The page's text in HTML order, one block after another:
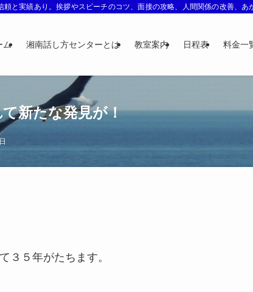
と実績あり。挨拶やスピーチのコツ、面接の攻略、人間関係の改善、
ム 湘南話し方センターとは 教室案内 日程表 料金一
新たな発見が！
３５年がたちます。